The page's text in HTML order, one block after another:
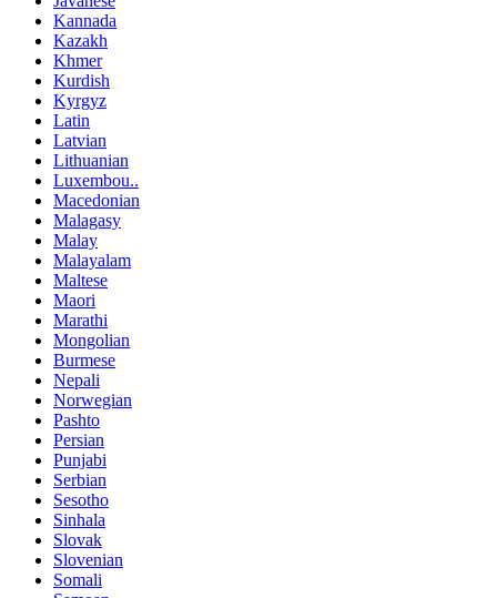
Kannada
Kazakh
Khmer
Kurdish
Kyrgyz
Latin
Latvian
Lithuanian
Luxembou..
Macedonian
Malagasy
Malay
Malayalam
Maltese
Maori
Marathi
Mongolian
Burmese
Nepali
Norwegian
Pashto
Persian
Punjabi
Serbian
Sesotho
Sinhala
Slovak
Slovenian
Somali